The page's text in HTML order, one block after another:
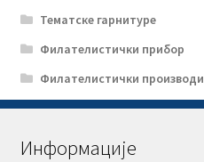
Тематске гарнитуре
Филателистички прибор
Филателистички производи
Информације